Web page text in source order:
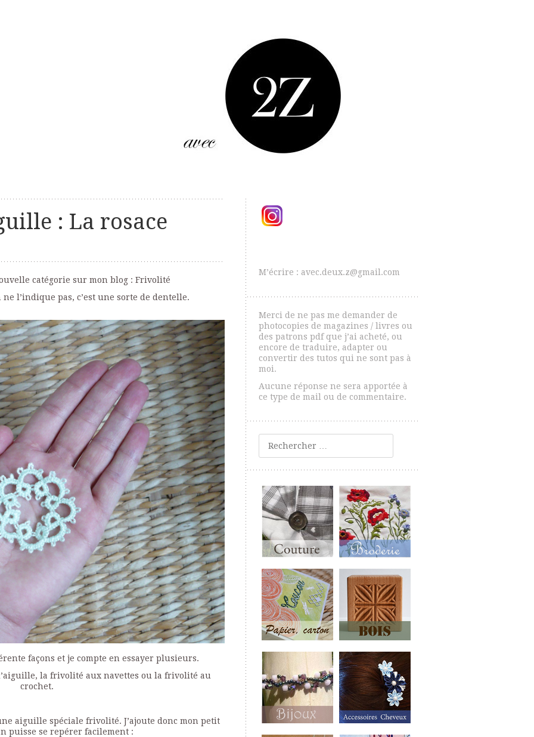
: La rosace
catégorie sur mon blog : Frivolité
l’indique pas, c’est une sorte de dentelle.
façons et je compte en essayer plusieurs.
la frivolité aux navettes ou la frivolité au
crochet.
aiguille spéciale frivolité. J’ajoute donc mon petit
puisse se repérer facilement :
M’écrire : avec.deux.z@gmail.com
Merci de ne pas me demander de
photocopies de magazines / livres ou
des patrons pdf que j’ai acheté, ou
encore de traduire, adapter ou
convertir des tutos qui ne sont pas à
moi.
Aucune réponse ne sera apportée à
ce type de mail ou de commentaire.
Rechercher